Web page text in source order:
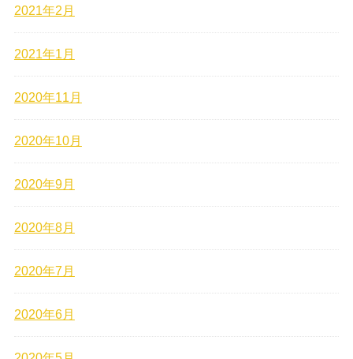
2021年2月
2021年1月
2020年11月
2020年10月
2020年9月
2020年8月
2020年7月
2020年6月